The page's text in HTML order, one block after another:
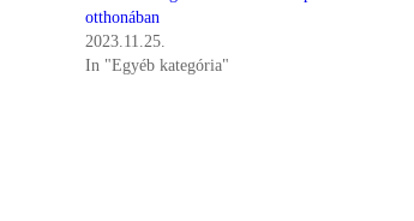
otthonában
2023.11.25.
In "Egyéb kategória"